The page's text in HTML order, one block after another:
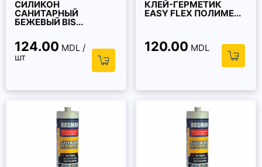
СИЛИКОН
САНИТАРНЫЙ
БЕЖЕВЫЙ BIS...
124.00 MDL /
шт
КЛЕЙ-ГЕРМЕТИК
EASY FLEX ПОЛИМЕ...
120.00 MDL